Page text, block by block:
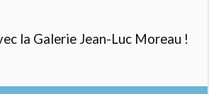
la Galerie Jean-Luc Moreau !